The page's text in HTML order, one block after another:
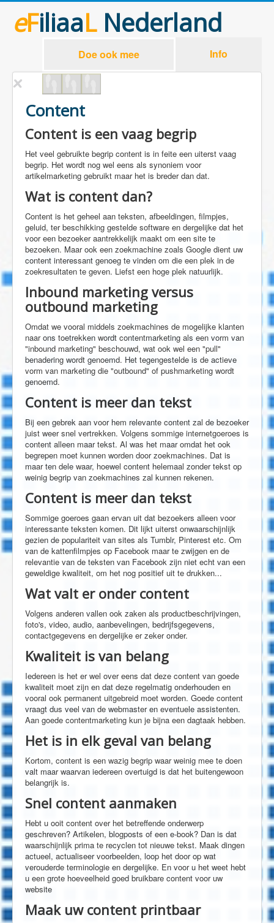
eFiliaaLNederland
Doe ook mee Info
Content
Content is een vaag begrip
Het veel gebruikte begrip content is in feite een uiterst vaag
begrip. Het wordt nog wel eens als synoniem voor
artikelmarketing gebruikt maar het is breder dan dat.
Wat is content dan?
Content is het geheel aan teksten, afbeeldingen, filmpjes,
geluid, ter beschikking gestelde software en dergelijke dat het
voor een bezoeker aantrekkelijk maakt om een site te
bezoeken. Maar ook een zoekmachine zoals Google dient uw
content interessant genoeg te vinden om die een plek in de
zoekresultaten te geven. Liefst een hoge plek natuurlijk.
Inbound marketing versus
outbound marketing
Omdat we vooral middels zoekmachines de mogelijke klanten
naar ons toetrekken wordt contentmarketing als een vorm van
"inbound marketing" beschouwd, wat ook wel een "pull"
benadering wordt genoemd. Het tegengestelde is de actieve
vorm van marketing die "outbound" of pushmarketing wordt
genoemd.
Content is meer dan tekst
Bij een gebrek aan voor hem relevante content zal de bezoeker
juist weer snel vertrekken. Volgens sommige internetgoeroes is
content alleen maar tekst. Al was het maar omdat het ook
begrepen moet kunnen worden door zoekmachines. Dat is
maar ten dele waar, hoewel content helemaal zonder tekst op
weinig begrip van zoekmachines zal kunnen rekenen.
Content is meer dan tekst
Sommige goeroes gaan ervan uit dat bezoekers alleen voor
interessante teksten komen. Dit lijkt uiterst onwaarschijnlijk
gezien de populariteit van sites als Tumblr, Pinterest etc. Om
van de kattenfilmpjes op Facebook maar te zwijgen en de
relevantie van de teksten van Facebook zijn niet echt van een
geweldige kwaliteit, om het nog positief uit te drukken...
Wat valt er onder content
Volgens anderen vallen ook zaken als productbeschrijvingen,
foto's, video, audio, aanbevelingen, bedrijfsgegevens,
contactgegevens en dergelijke er zeker onder.
Kwaliteit is van belang
Iedereen is het er wel over eens dat deze content van goede
kwaliteit moet zijn en dat deze regelmatig onderhouden en
vooral ook permanent uitgebreid moet worden. Goede content
vraagt dus veel van de webmaster en eventuele assistenten.
Aan goede contentmarketing kun je bijna een dagtaak hebben.
Het is in elk geval van belang
Kortom, content is een wazig begrip waar weinig mee te doen
valt maar waarvan iedereen overtuigd is dat het buitengewoon
belangrijk is.
Snel content aanmaken
Hebt u ooit content over het betreffende onderwerp
geschreven? Artikelen, blogposts of een e-book? Dan is dat
waarschijnlijk prima te recyclen tot nieuwe tekst. Maak dingen
actueel, actualiseer voorbeelden, loop het door op wat
verouderde terminologie en dergelijke. En voor u het weet hebt
u een grote hoeveelheid goed bruikbare content voor uw
website
Maak uw content printbaar